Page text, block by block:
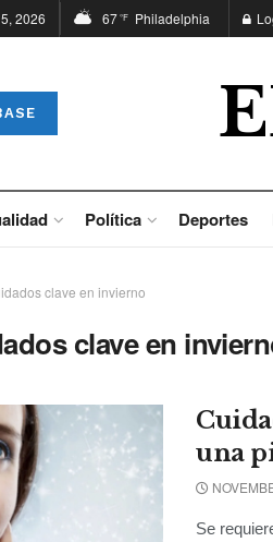
2026 67°F Philadelphia
Política Deportes
clave en invierno
clave en
una
Se